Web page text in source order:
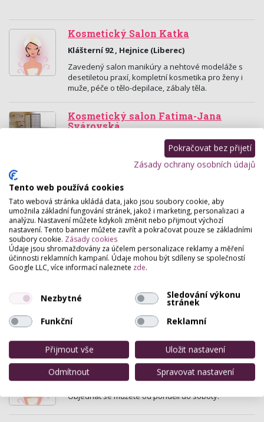
Kosmetický Salon Katka
Klášterní 92 , Hejnice (Liberec)
Zavedený salon manikúry a nehtové modeláže s
desetiletou praxí, kompletní kosmetika pro ženy i
muže, péče o tělo-depilace, zábaly těla.
Kosmetický salon Fatima-Jana
Svárovská
Kosmetické ošetření s Alissa Beauté. Depilace
teplým voskem a cukrovou pastou. Čistění pleti
Studio VIZÁŽ Turnov
Nádražní 1064, Turnov
Kosmetické a vizážistické služby, kadeřnictví,
fyzioterapie.
Kpt. Jaroše 2123, Turnov
Kosmetický salon založený 1989 se zaměřuje na
permanentní make - up. Kosmetická péče o pleť s
Kosmetický salón Marie Cidlinská
Palackého 168, Turnov
Objednat se můžete od pondělí do soboty.
Pokračovat bez přijetí
Zásady ochrany osobních údajů
Tento web používá cookies
Tato webová stránka ukládá data, jako jsou soubory cookie, aby
umožnila základní fungování stránek, jakož i marketing, personalizaci a
analýzu. Nastavení můžete kdykoli změnit nebo přijmout výchozí
nastavení. Tento banner můžete zavřít a pokračovat pouze se základními
soubory cookie. Zásady cookies
Údaje jsou shromažďovány za účelem personalizace reklamy a měření
účinnosti reklamních kampaní. Údaje mohou být sdíleny se společností
Google LLC, více informací naleznete zde.
Nezbytné Sledování výkonu
stránek
Funkční
Reklamní
Přijmout vše
Uložit nastavení
Odmítnout
Spravovat nastavení